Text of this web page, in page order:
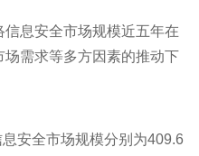
息安全市场规模近五年在
场需求等多方因素的推动下
安全市场规模分别为409.6